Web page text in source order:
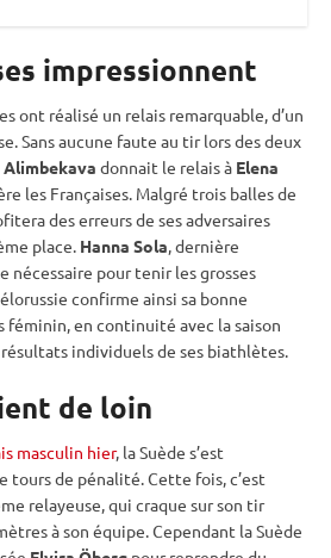
impressionnent
ont réalisé un relais remarquable, d’un
Sans aucune faute au tir lors des deux
Alimbekava donnait le relaisà Elena
les Françaises. Malgré trois balles de
des erreurs de ses adversaires
place. Hanna Sola, dernière
nécessaire pour tenir les grosses
confirme ainsi sa bonne
féminin, en continuité avec la saison
individuels de ses biathlètes.
de loin
masculin hier, la Suède s’est
tours de pénalité. Cette fois, c’est
relayeuse, qui craque sur son tir
à son équipe. Cependant la Suède